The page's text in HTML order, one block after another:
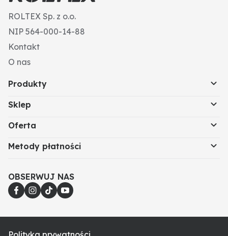
ROLTEX Sp. z o.o.
NIP 564-000-14-88
Kontakt
O nas
Produkty
Sklep
Oferta
Metody płatności
OBSERWUJ NAS